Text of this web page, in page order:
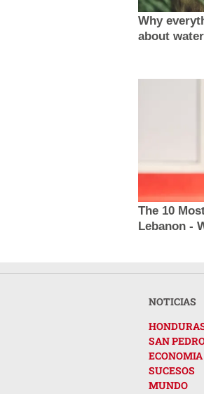
Why
about
The 10
Lebanon -
NOTICIAS
SAN
ECONOMIA
SUCESOS
MUNDO